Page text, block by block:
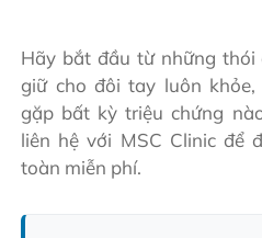
Hãy bắt đầu từ những thói
giữ cho đôi tay luôn
gặp bất kỳ triệu chứng
liên hệ với MSC Clinic để
toàn miễn phí.